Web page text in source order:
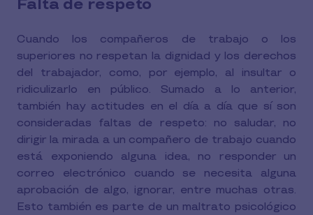
Falta de respeto
Cuando los compañeros de trabajo o los
superiores no respetan la dignidad y los derechos
del trabajador, como, por ejemplo, al insultar o
ridiculizarlo en público. Sumado a lo anterior,
también hay actitudes en el día a día que sí son
consideradas faltas de respeto: no saludar, no
dirigir la mirada a un compañero de trabajo cuando
está exponiendo alguna idea, no responder un
correo electrónico cuando se necesita alguna
aprobación de algo, ignorar, entre muchas otras.
Esto también es parte de un maltrato psicológico